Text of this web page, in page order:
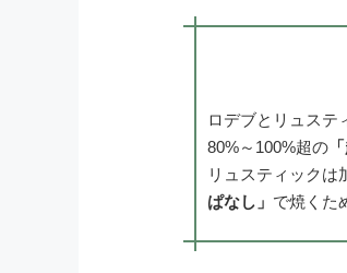
ロデブとリュステ
80%～100%超の
リュスティックは
ぱなし」 で焼くた